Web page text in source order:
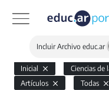
Incluir Archivo educ.ar
Inicial Ciencias de
Artículos
Todas